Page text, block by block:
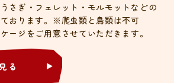
さぎ・フェレット・モルモットなどの
おります。※爬虫類と鳥類は不可
ージをご用意させていただきます。​​​​​​​
る